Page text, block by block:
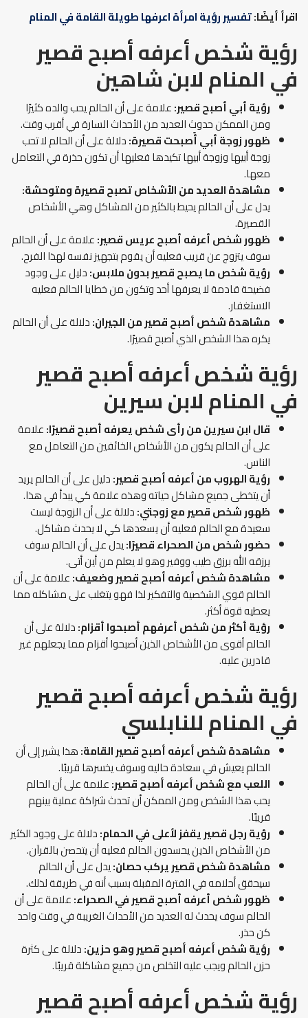
اقرأ أيضًا:تفسير رؤية امرأة اعرفها طويلة القامة في المنام
رؤية شخص أعرفه أصبح قصير
في المناملابن شاهين
رؤية أبي أصبح قصير:علامة على أن الحالم يحب والده كثيرًا
ومن الممكن حدوث العديد من الأحداث السارة في أقرب وقت.
ظهور زوجة أبي أًصبحت قصيرة:دلالة على أن الحالم لا تحب
زوجة أبيها وزوجة أبيها تكيدها فعليها أن تكون حذرة في التعامل
معها.
مشاهدة العديد من الأشخاص تصبح قصيرة ومتوحشة:
يدل على أن الحالم يحيط بالكثير من المشاكل وهي الأشخاص
القصيرة.
ظهور شخص أعرفه أصبح عريس قصير:علامة على أن الحالم
سوف يتزوج عن قريب فعليه أن يقوم بتجهيز نفسه لهذا الفرح.
رؤية شخص ما يصبح قصير بدون ملابس:دليل على وجود
فضيحة قادمة لا يعرفها أحد وتكون من خطايا الحالم فعليه
الاستغفار.
مشاهدة شخص أصبح قصير من الجيران:دلالة على أن الحالم
يكره هذا الشخص الذي أصبح قصيرًا.
رؤية شخص أعرفه أصبح قصير
في المناملابن سيرين
قال ابن سيرين من رأى شخص يعرفه أصبح قصيرًا:علامة
على أن الحالم يكون من الأشخاص الخائفين من التعامل مع
الناس.
رؤية الهروب من أعرفه أصبح قصير:دليل على أن الحالم يريد
أن يتخطى جميع مشاكل حياته وهذه علامة كي يبدأ في هذا.
ظهور شخص قصير مع زوجتي:دلالة على أن الزوجة ليست
سعيدة مع الحالم فعليه أن يسعدها كي لا يحدث مشاكل.
حضور شخص من الصحراء قصيرًا:يدل على أن الحالم سوف
يرزقه الله برزق طيب ووفير وهو لا يعلم من أين أتى.
مشاهدة شخص أعرفه أصبح قصير وضعيف:علامة على أن
الحالم قوي الشخصية والتفكير لذا فهو يتغلب على مشاكله مما
يعطيه قوة أكثر.
رؤية أكثر من شخص أعرفهم أصبحوا أقزام:دلالة على أن
الحالم أقوى من الأشخاص الذين أصبحوا أقزام مما يجعلهم غير
قادرين عليه.
رؤية شخص أعرفه أصبح قصير
في المنامللنابلسي
مشاهدة شخص أعرفه أصبح قصير القامة:هذا يشير إلى أن
الحالم يعيش في سعادة حاليه وسوف يخسرها قريبًا.
اللعب مع شخص أعرفه أصبح قصير:علامة على أن الحالم
يحب هذا الشخص ومن الممكن أن تحدث شراكة عملية بينهم
قريبًا.
رؤية رجل قصير يقفز لأعلى في الحمام:دلالة على وجود الكثير
من الأشخاص الذين يحسدون الحالم فعليه أن يتحصن بالقرآن.
مشاهدة شخص قصير يركب حصان:يدل على أن الحالم
سيحقق أحلامه في الفترة المقبلة بسبب أنه في طريقة لذلك.
ظهور شخص أعرفه أصبح قصير في الصحراء:علامة على أن
الحالم سوف يحدث له العديد من الأحداث الغريبة في وقت واحد
كن حذر.
رؤية شخص أعرفه أصبح قصير وهو حزين:دلالة على كثرة
حزن الحالم ويجب عليه التخلص من جميع مشاكلة قريبًا.
رؤية شخص أعرفه أصبح قصير